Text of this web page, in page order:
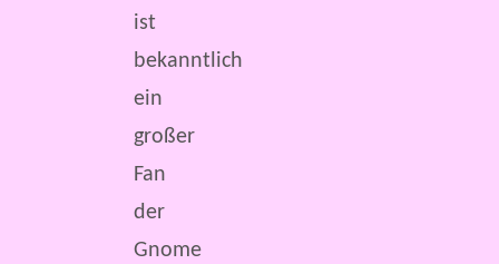
ist
bekanntlich
ein
großer
Fan
der
Gnome